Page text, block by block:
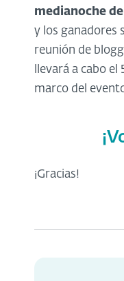
medianoche
y los ganadores
reunión de
llevará a cabo
marco del
¡Gracias!